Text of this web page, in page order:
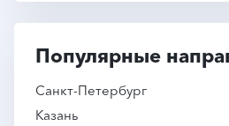
Популярные
Санкт-Петербург
Казань